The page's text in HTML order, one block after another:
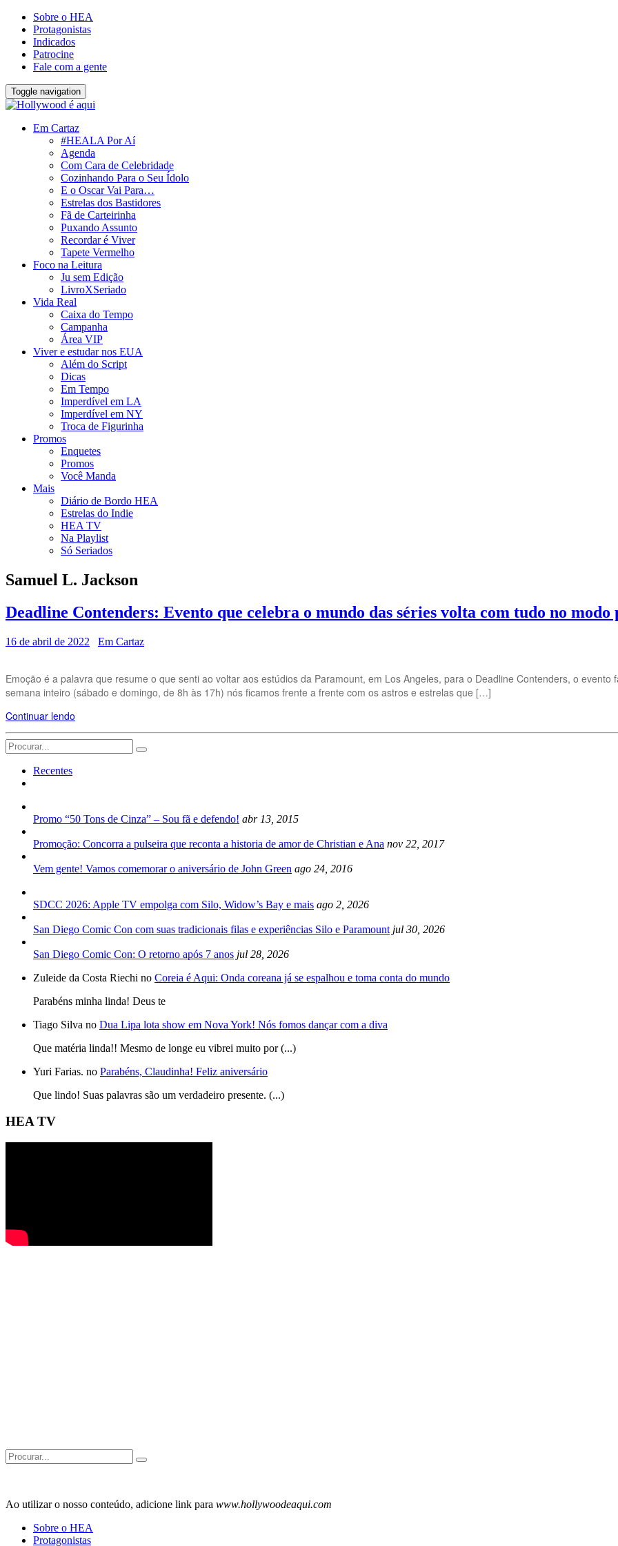
Sobre o HEA
Protagonistas
Indicados
Patrocine
Fale com a gente
Toggle navigation
Em Cartaz
#HEALA Por Aí
Agenda
Com Cara de Celebridade
Cozinhando Para o Seu Ídolo
E o Oscar Vai Para…
Estrelas dos Bastidores
Fã de Carteirinha
Puxando Assunto
Recordar é Viver
Tapete Vermelho
Foco na Leitura
Ju sem Edição
LivroXSeriado
Vida Real
Caixa do Tempo
Campanha
Área VIP
Viver e estudar nos EUA
Além do Script
Dicas
Em Tempo
Imperdível em LA
Imperdível em NY
Troca de Figurinha
Promos
Enquetes
Promos
Você Manda
Mais
Diário de Bordo HEA
Estrelas do Indie
HEA TV
Na Playlist
Só Seriados
Samuel L. Jackson
Deadline Contenders: Evento que celebra o mundo das séries volta com tudo no modo
16 de abril de 2022 Em Cartaz
Emoção é a palavra que resume o que senti ao voltar aos estúdios da Paramount, em Los Angeles, para o Deadline Contenders, o
semana inteiro (sábado e domingo, de 8h às 17h) nós ficamos frente a frente com os astros e estrelas que […]
Continuar lendo
Search
for:
Recentes
Promo “50 Tons de Cinza” – Sou fã e defendo! abr 13, 2015
Promoção: Concorra a pulseira que reconta a historia de amor de Christian e Ana nov 22, 2017
Vem gente! Vamos comemorar o aniversário de John Green ago 24, 2016
SDCC 2026: Apple TV empolga com Silo, Widow’s Bay e mais ago 2, 2026
San Diego Comic Con com suas tradicionais filas e experiências Silo e Paramount jul 30, 2026
San Diego Comic Con: O retorno após 7 anos jul 28, 2026
Zuleide da Costa Riechi no Coreia é Aqui: Onda coreana já se espalhou e toma conta do mundo
Parabéns minha linda! Deus te
Tiago Silva no Dua Lipa lota show em Nova York! Nós fomos dançar com a diva
Que matéria linda!! Mesmo de longe eu vibrei muito por (...)
Yuri Farias. no Parabéns, Claudinha! Feliz aniversário
Que lindo! Suas palavras são um verdadeiro presente. (...)
HEA TV
Search
for:
Ao utilizar o nosso conteúdo, adicione link para www.hollywoodeaqui.com
Sobre o HEA
Protagonistas